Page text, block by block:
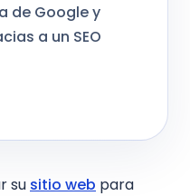
de Google y
a un SEO
su sitio web para